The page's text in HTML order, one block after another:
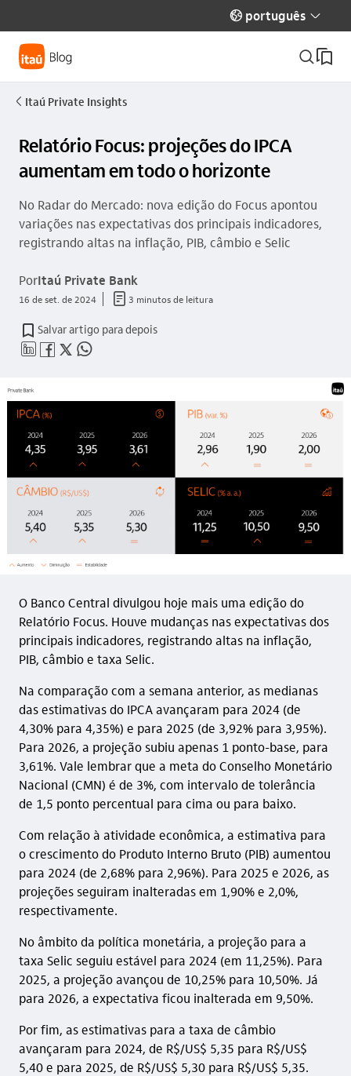
globo_outline português seta_baixo
busca_outline
seta_esquerda Itaú Private Insights
Relatório Focus: projeções do IPCA
aumentam em todo o horizonte
No Radar do Mercado: nova edição do Focus apontou
variações nas expectativas dos principais indicadores,
registrando altas na inflação, PIB, câmbio e Selic
PorItaú Private Bank
16 de set. de 2024 documento_outline 3 minutos de leitura
Salvar artigo para depois
linkedin_base facebook_outline twitter_outline whatsapp_outline
O Banco Central divulgou hoje mais uma edição do
Relatório Focus. Houve mudanças nas expectativas dos
principais indicadores, registrando altas na inflação,
PIB, câmbio e taxa Selic.
Na comparação com a semana anterior, as medianas
das estimativas do IPCA avançaram para 2024 (de
4,30% para 4,35%) e para 2025 (de 3,92% para 3,95%).
Para 2026, a projeção subiu apenas 1 ponto-base, para
3,61%. Vale lembrar que a meta do Conselho Monetário
Nacional (CMN) é de 3%, com intervalo de tolerância
de 1,5 ponto percentual para cima ou para baixo.
Com relação à atividade econômica, a estimativa para
o crescimento do Produto Interno Bruto (PIB) aumentou
para 2024 (de 2,68% para 2,96%). Para 2025 e 2026, as
projeções seguiram inalteradas em 1,90% e 2,0%,
respectivamente.
No âmbito da política monetária, a projeção para a
taxa Selic seguiu estável para 2024 (em 11,25%). Para
2025, a projeção avançou de 10,25% para 10,50%. Já
para 2026, a expectativa ficou inalterada em 9,50%.
Por fim, as estimativas para a taxa de câmbio
avançaram para 2024, de R$/US$ 5,35 para R$/US$
5,40 e para 2025, de R$/US$ 5,30 para R$/US$ 5,35.